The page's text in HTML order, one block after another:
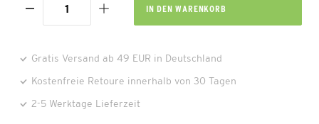
IN DEN WARENKORB
Gratis Versand ab 49 EUR in Deutschland
Kostenfreie Retoure innerhalb von 30 Tagen
2-5 Werktage Lieferzeit